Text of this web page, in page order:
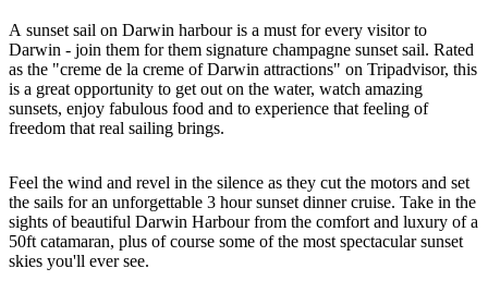
按
地
區
探
索
您
的
旅
行
工
具
A sunset sail on Darwin harbour is a must for every visitor to
Darwin - join them for them signature champagne sunset sail. Rated
as the "creme de la creme of Darwin attractions" on Tripadvisor, this
is a great opportunity to get out on the water, watch amazing
sunsets, enjoy fabulous food and to experience that feeling of
freedom that real sailing brings.
Feel the wind and revel in the silence as they cut the motors and set
the sails for an unforgettable 3 hour sunset dinner cruise. Take in the
sights of beautiful Darwin Harbour from the comfort and luxury of a
50ft catamaran, plus of course some of the most spectacular sunset
skies you'll ever see.